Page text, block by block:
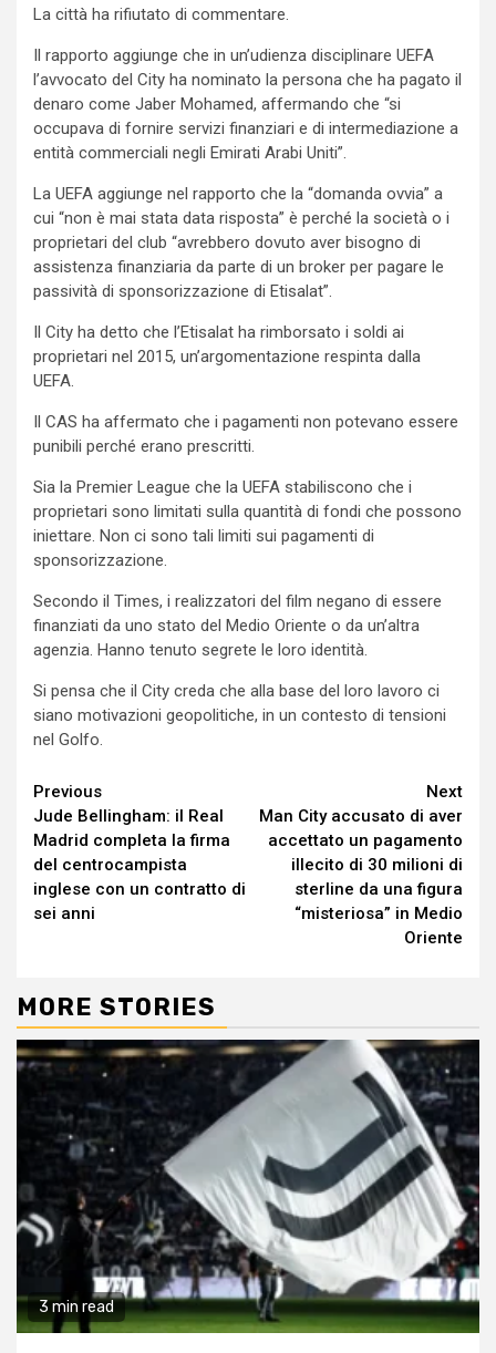
La città ha rifiutato di commentare.
Il rapporto aggiunge che in un’udienza disciplinare UEFA
l’avvocato del City ha nominato la persona che ha pagato il
denaro come Jaber Mohamed, affermando che “si
occupava di fornire servizi finanziari e di intermediazione a
entità commerciali negli Emirati Arabi Uniti”.
La UEFA aggiunge nel rapporto che la “domanda ovvia” a
cui “non è mai stata data risposta” è perché la società o i
proprietari del club “avrebbero dovuto aver bisogno di
assistenza finanziaria da parte di un broker per pagare le
passività di sponsorizzazione di Etisalat”.
Il City ha detto che l’Etisalat ha rimborsato i soldi ai
proprietari nel 2015, un’argomentazione respinta dalla
UEFA.
Il CAS ha affermato che i pagamenti non potevano essere
punibili perché erano prescritti.
Sia la Premier League che la UEFA stabiliscono che i
proprietari sono limitati sulla quantità di fondi che possono
iniettare. Non ci sono tali limiti sui pagamenti di
sponsorizzazione.
Secondo il Times, i realizzatori del film negano di essere
finanziati da uno stato del Medio Oriente o da un’altra
agenzia. Hanno tenuto segrete le loro identità.
Si pensa che il City creda che alla base del loro lavoro ci
siano motivazioni geopolitiche, in un contesto di tensioni
nel Golfo.
Continue
Reading
Previous
Jude Bellingham: il Real
Madrid completa la firma
del centrocampista
inglese con un contratto di
sei anni
Next
Man City accusato di aver
accettato un pagamento
illecito di 30 milioni di
sterline da una figura
“misteriosa” in Medio
Oriente
MORE STORIES
3 min read